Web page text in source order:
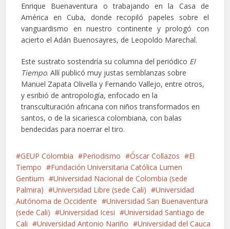
Enrique Buenaventura o trabajando en la Casa de
América en Cuba, donde recopiló papeles sobre el
vanguardismo en nuestro continente y prologó con
acierto el Adán Buenosayres, de Leopoldo Marechal.
Este sustrato sostendría su columna del periódico El
Tiempo. Allí publicó muy justas semblanzas sobre
Manuel Zapata Olivella y Fernando Vallejo, entre otros,
y esribió de antropología, enfocado en la
transculturación africana con niños transformados en
santos, o de la sicariesca colombiana, con balas
bendecidas para noerrar el tiro.
GEUP Colombia Periodismo Óscar Collazos
El
Tiempo
Fundación Universitaria Católica Lumen
Gentium
Universidad Nacional de Colombia (sede
Palmira)
Universidad Libre (sede Cali)
Universidad
Autónoma de Occidente
Universidad San Buenaventura
(sede Cali)
Universidad Icesi
Universidad Santiago de
Cali
Universidad Antonio Nariño
Universidad del Cauca